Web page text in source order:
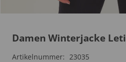
Damen Winterjacke Leti
Artikelnummer: 23035